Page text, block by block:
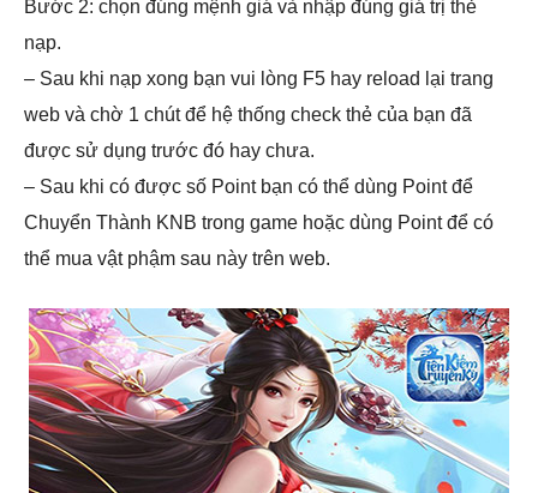
Bước 2: chọn đúng mệnh giá và nhập đúng giá trị thẻ
nạp.
– Sau khi nạp xong bạn vui lòng F5 hay reload lại trang
web và chờ 1 chút để hệ thống check thẻ của bạn đã
được sử dụng trước đó hay chưa.
– Sau khi có được số Point bạn có thể dùng Point để
Chuyển Thành KNB trong game hoặc dùng Point để có
thể mua vật phậm sau này trên web.